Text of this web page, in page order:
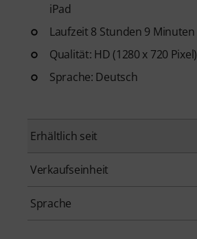
iPad
Laufzeit 8 Stunden 9 Minuten
Qualität: HD (1280 x 720 Pixel)
Sprache: Deutsch
Erhältlich seit
Verkaufseinheit
Sprache